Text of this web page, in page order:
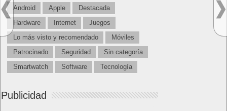
Android Apple
Destacada
Hardware
Internet
Juegos
Lo más visto y recomendado
Móviles
Patrocinado
Seguridad
Sin categoría
Smartwatch
Software Tecnología
Publicidad